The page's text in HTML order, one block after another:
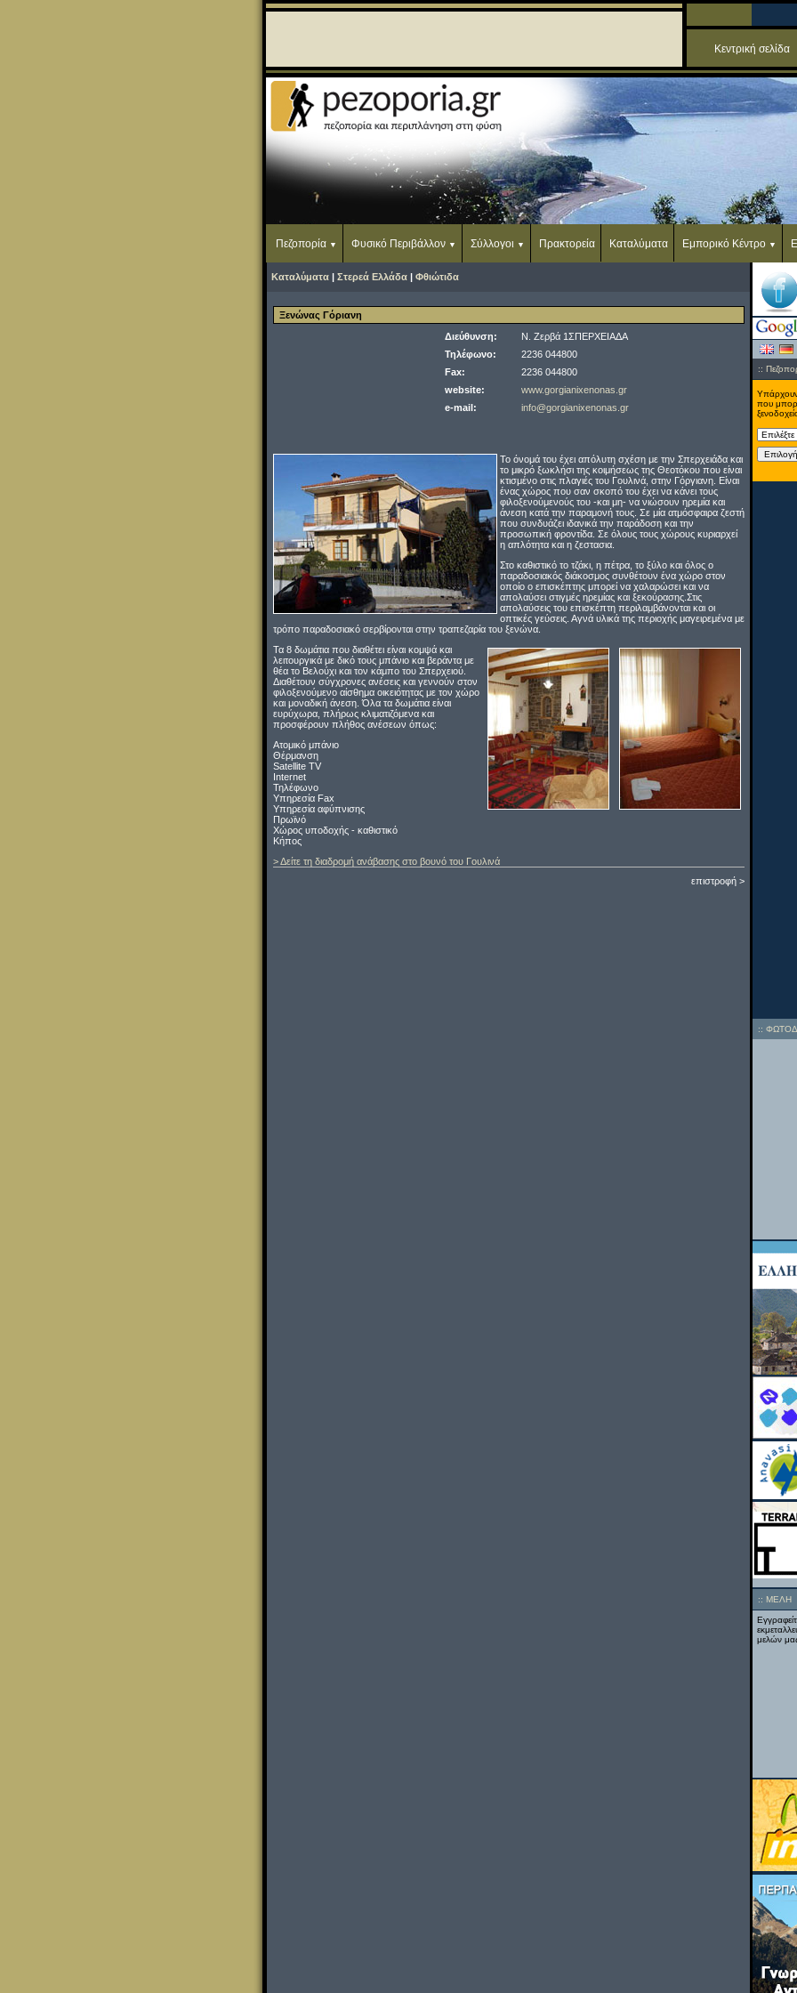
Κεντρική σελίδα
Πεζοπορία Φυσικό Περιβάλλον Σύλλογοι Πρακτορεία Καταλύματα Εμπορικό Κέντρο
Καταλύματα | Στερεά Ελλάδα | Φθιώτιδα
Ξενώνας Γόριανη
Διεύθυνση:
Ν. Ζερβά 1ΣΠΕΡΧΕΙΑΔΑ
Τηλέφωνο:
2236 044800
Fax:
2236 044800
website:
www.gorgianixenonas.gr
e-mail:
info@gorgianixenonas.gr
Το όνομά του έχει απόλυτη σχέση με την Σπερχειάδα και
το μικρό ξωκλήσι της κοιμήσεως της Θεοτόκου που είναι
κτισμένο στις πλαγιές του Γουλινά, στην Γόργιανη. Είναι
ένας χώρος που σαν σκοπό του έχει να κάνει τους
φιλοξενούμενούς του -και μη- να νιώσουν ηρεμία και
άνεση κατά την παραμονή τους. Σε μία ατμόσφαιρα ζεστή
που συνδυάζει ιδανικά την παράδοση και την
προσωπική φροντίδα. Σε όλους τους χώρους κυριαρχεί
η απλότητα και η ζεστασια.
Στο καθιστικό το τζάκι, η πέτρα, το ξύλο και όλος ο
παραδοσιακός διάκοσμος συνθέτουν ένα χώρο στον
οποίο ο επισκέπτης μπορεί να χαλαρώσει και να
απολαύσει στιγμές ηρεμίας και ξεκούρασης.Στις
απολαύσεις του επισκέπτη περιλαμβάνονται και οι
οπτικές γεύσεις. Αγνά υλικά της περιοχής μαγειρεμένα με
τρόπο παραδοσιακό σερβίρονται στην τραπεζαρία του ξενώνα.
Τα 8 δωμάτια που διαθέτει είναι κομψά και
λειτουργικά με δικό τους μπάνιο και βεράντα με
θέα το Βελούχι και τον κάμπο του Σπερχειού.
Διαθέτουν σύγχρονες ανέσεις και γεννούν στον
φιλοξενούμενο αίσθημα οικειότητας με τον χώρο
και μοναδική άνεση. Όλα τα δωμάτια είναι
ευρύχωρα, πλήρως κλιματιζόμενα και
προσφέρουν πλήθος ανέσεων όπως:
Ατομικό μπάνιο
Θέρμανση
Satellite TV
Internet
Τηλέφωνο
Υπηρεσία Fax
Υπηρεσία αφύπνισης
Πρωϊνό
Χώρος υποδοχής - καθιστικό
Κήπος
> Δείτε τη διαδρομή ανάβασης στο βουνό του Γουλινά
επιστροφή >
::
που
::
:: ΜΕΛΗ
μελών